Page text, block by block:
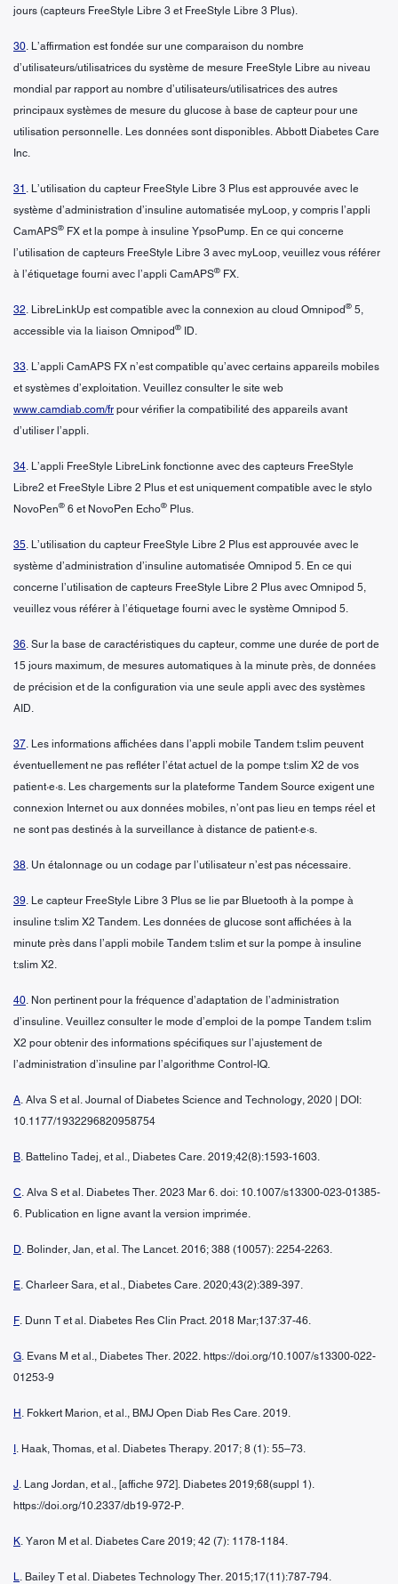
jours (capteurs FreeStyle Libre 3 et FreeStyle Libre 3 Plus).
30. L’affirmation est fondée sur une comparaison du nombre
d’utilisateurs/utilisatrices du système de mesure FreeStyle Libre au niveau
mondial par rapport au nombre d’utilisateurs/utilisatrices des autres
principaux systèmes de mesure du glucose à base de capteur pour une
utilisation personnelle. Les données sont disponibles. Abbott Diabetes Care
Inc.
31 . L’utilisation du capteur FreeStyle Libre 3 Plus est approuvée avec le
système d’administration d’insuline automatisée myLoop, y compris l’appli
CamAPS® FX et la pompe à insuline YpsoPump. En ce qui concerne
l’utilisation de capteurs FreeStyle Libre 3 avec myLoop, veuillez vous référer
à l’étiquetage fourni avec l’appli CamAPS® FX.
32. LibreLinkUp est compatible avec la connexion au cloud Omnipod® 5,
accessible via la liaison Omnipod® ID.
33. L’appli CamAPS FX n’est compatible qu’avec certains appareils mobiles
et systèmes d’exploitation. Veuillez consulter le site web
www.camdiab.com/fr pour vérifier la compatibilité des appareils avant
d’utiliser l’appli.
34. L’appli FreeStyle LibreLink fonctionne avec des capteurs FreeStyle
Libre2 et FreeStyle Libre 2 Plus et est uniquement compatible avec le stylo
NovoPen® 6 et NovoPen Echo® Plus.
35. L’utilisation du capteur FreeStyle Libre 2 Plus est approuvée avec le
système d’administration d’insuline automatisée Omnipod 5. En ce qui
concerne l’utilisation de capteurs FreeStyle Libre 2 Plus avec Omnipod 5,
veuillez vous référer à l’étiquetage fourni avec le système Omnipod 5.
36. Sur la base de caractéristiques du capteur, comme une durée de port de
15 jours maximum, de mesures automatiques à la minute près, de données
de précision et de la configuration via une seule appli avec des systèmes
AID.
37. Les informations affichées dans l’appli mobile Tandem t:slim peuvent
éventuellement ne pas refléter l’état actuel de la pompe t:slim X2 de vos
patient·e·s. Les chargements sur la plateforme Tandem Source exigent une
connexion Internet ou aux données mobiles, n’ont pas lieu en temps réel et
ne sont pas destinés à la surveillance à distance de patient·e·s.
38. Un étalonnage ou un codage par l’utilisateur n’est pas nécessaire.
39. Le capteur FreeStyle Libre 3 Plus se lie par Bluetooth à la pompe à
insuline t:slim X2 Tandem. Les données de glucose sont affichées à la
minute près dans l’appli mobile Tandem t:slim et sur la pompe à insuline
t:slim X2.
40. Non pertinent pour la fréquence d’adaptation de l’administration
d’insuline. Veuillez consulter le mode d’emploi de la pompe Tandem t:slim
X2 pour obtenir des informations spécifiques sur l’ajustement de
l’administration d’insuline par l’algorithme Control-IQ.
A. Alva S et al. Journal of Diabetes Science and Technology, 2020 | DOI:
10.1177/1932296820958754
B. Battelino Tadej, et al., Diabetes Care. 2019;42(8):1593-1603.
C. Alva S et al. Diabetes Ther. 2023 Mar 6. doi: 10.1007/s13300-023-01385-
6. Publication en ligne avant la version imprimée.
D. Bolinder, Jan, et al. The Lancet. 2016; 388 (10057): 2254-2263.
E. Charleer Sara, et al., Diabetes Care. 2020;43(2):389-397.
F. Dunn T et al. Diabetes Res Clin Pract. 2018 Mar;137:37-46.
G. Evans M et al., Diabetes Ther. 2022. https://doi.org/10.1007/s13300-022-
01253-9
H . Fokkert Marion, et al., BMJ Open Diab Res Care. 2019.
. Haak, Thomas, et al. Diabetes Therapy. 2017; 8 (1): 55–73.
J. Lang Jordan, et al., [affiche 972]. Diabetes 2019;68(suppl 1).
https://doi.org/10.2337/db19-972-P.
K. Yaron M et al. Diabetes Care 2019; 42 (7): 1178-1184.
L. Bailey T et al. Diabetes Technology Ther. 2015;17(11):787-794.